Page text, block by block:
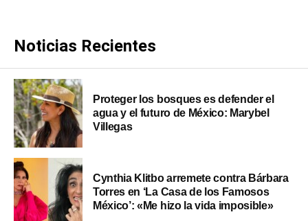
Noticias Recientes
Proteger los bosques es defender el
agua y el futuro de México: Marybel
Villegas
Cynthia Klitbo arremete contra Bárbara
Torres en ‘La Casa de los Famosos
México’: «Me hizo la vida imposible»